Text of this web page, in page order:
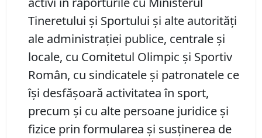
Tineretului și Sportului și alte autorități
ale administrației publice, centrale și
locale, cu Comitetul Olimpic și Sportiv
Român, cu sindicatele și patronatele ce
își desfășoară activitatea în sport,
precum și cu alte persoane juridice și
fizice prin formularea și susținerea de